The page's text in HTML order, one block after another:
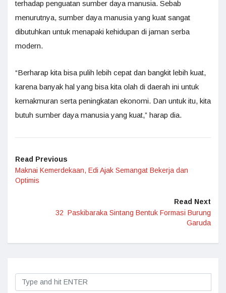
terhadap penguatan sumber daya manusia. Sebab
menurutnya, sumber daya manusia yang kuat sangat
dibutuhkan untuk menapaki kehidupan di jaman serba
modern.
“Berharap kita bisa pulih lebih cepat dan bangkit lebih kuat,
karena banyak hal yang bisa kita olah di daerah ini untuk
kemakmuran serta peningkatan ekonomi. Dan untuk itu, kita
butuh sumber daya manusia yang kuat,” harap dia.
Read Previous
Maknai Kemerdekaan, Edi Ajak Semangat Bekerja dan
Optimis
Read Next
32 Paskibaraka Sintang Bentuk Formasi Burung
Garuda